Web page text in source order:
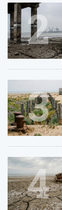
2
3
4